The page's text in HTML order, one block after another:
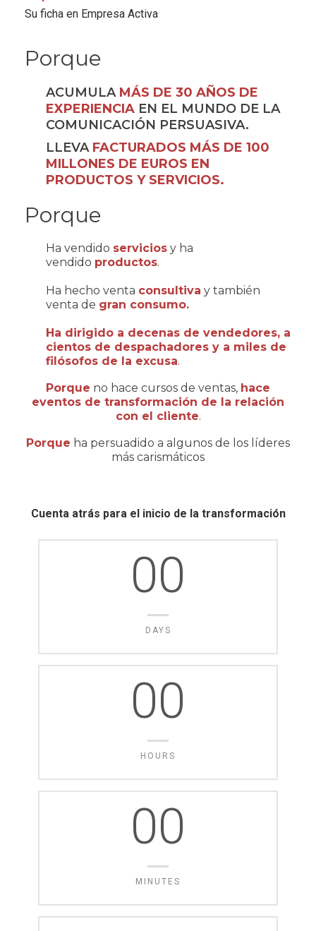
Su ficha en Empresa Activa
Porque
ACUMULA MÁS DE 30 AÑOS DE
EXPERIENCIA EN EL MUNDO DE LA
COMUNICACIÓN PERSUASIVA.
LLEVA FACTURADOS MÁS DE 100
MILLONES DE EUROS EN
PRODUCTOS Y SERVICIOS.
Porque
Ha vendido servicios y ha
vendido productos.
Ha hecho venta consultiva y también
venta de gran consumo.
Ha dirigido a decenas de vendedores, a
cientos de despachadores y a miles de
filósofos de la excusa.
Porque no hace cursos de ventas, hace
eventos de transformación de la relación
con el cliente.
Porque ha persuadido a algunos de los líderes
más carismáticos
Cuenta atrás para el inicio de la transformación
00
DAYS
00
HOURS
00
MINUTES